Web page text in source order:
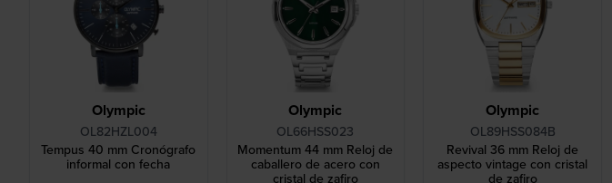
Olympic
OL82HZL004
Tempus 40 mm Cronógrafo
informal con fecha
Olympic
OL66HSS023
Momentum 44 mm Reloj de
caballero de acero con
Olympic
OL89HSS084B
Revival 36 mm Reloj de
aspecto vintage con cristal